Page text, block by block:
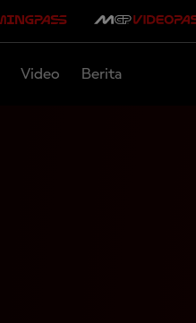
Video Berita